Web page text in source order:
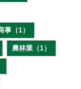
事（1）
農林業（1）